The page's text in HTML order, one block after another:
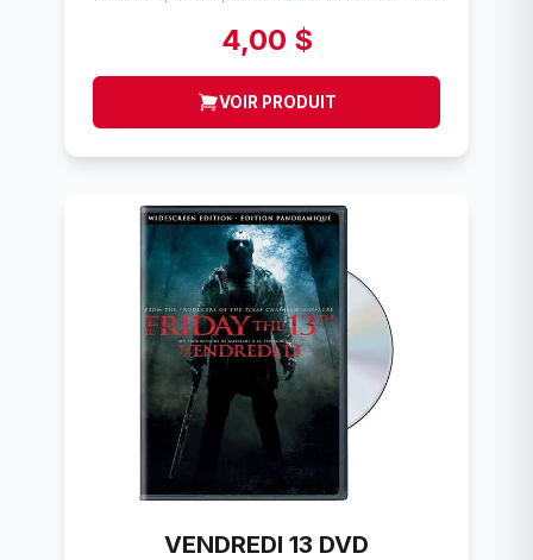
4,00 $
VOIR PRODUIT
VENDREDI 13 DVD